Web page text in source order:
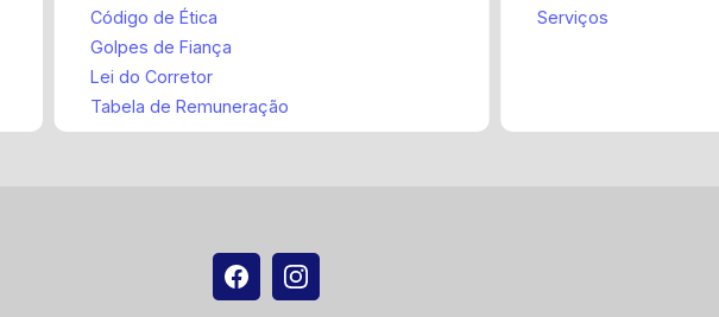
Código de Ética
Golpes de Fiança
Lei do Corretor
Tabela de Remuneração
Serviços